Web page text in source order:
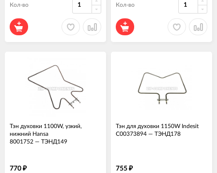
Кол-во Кол-во
Тэн духовки 1100W, узкий,
нижний Hansa
8001752 — ТЭНД149
770 ₽
Тэн для духовки 1150W Indesit
C00373894 — ТЭНД178
755 ₽